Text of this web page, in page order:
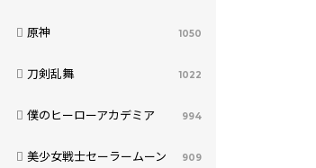
原神 1050
刀剣乱舞 1022
僕のヒーローアカデミア 994
美少女戦士セーラームーン 909